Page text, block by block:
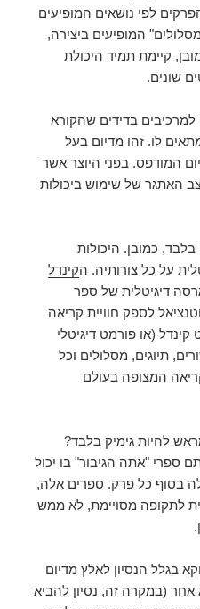
לפי נושאים המופיעים
המופיעים ביצירה,
קיימת תמיד היכולת
שונים.
בדידים שהקורא
לו. זהו מדיום בעל
המודפס. בפני היוצר אשר
האתגר של שימוש ביכולות
כמובן. היכולות
על כל צורותיה. הקינדל
דיגיטלית של ספר
לספק חוויית קריאה
(או פורמט דיגיטלי
תיוגים, מסלולים וכל
המצופה בעולם
להיות גימיק בלבד?
ספרי "אתה הגיבור" בו יכול
בסוף כל פרק. ספרים אלה,
לתקופה מסויימת, לא ממש
בגלל הנסיון לאלץ מדיום
(במקרה זה, נסיון להביא